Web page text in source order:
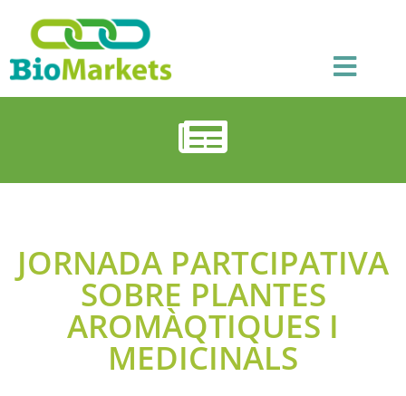
JORNADA PARTCIPATIVA
SOBRE PLANTES
AROMÀQTIQUES I
MEDICINALS